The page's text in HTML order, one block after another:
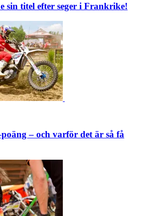
sin titel efter seger i Frankrike!
– och varför det är så få